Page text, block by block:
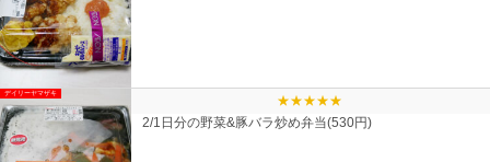
デイリーヤマザキ
★★★★★
2/1日分の野菜&豚バラ炒め弁当(530円)